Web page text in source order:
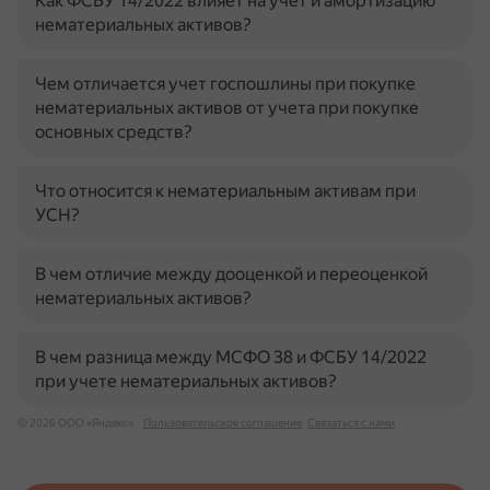
нематериальных активов?
Чем отличается учет госпошлины при покупке
нематериальных активов от учета при покупке
основных средств?
Что относится к нематериальным активам при
УСН?
В чем отличие между дооценкой и переоценкой
нематериальных активов?
В чем разница между МСФО 38 и ФСБУ 14/2022
при учете нематериальных активов?
© 2026 ООО «Яндекс» Пользовательское соглашение Связаться с нами